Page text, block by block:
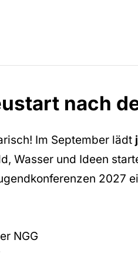
nach
Im September lädt
Wasser und Ideen
2027
NGG